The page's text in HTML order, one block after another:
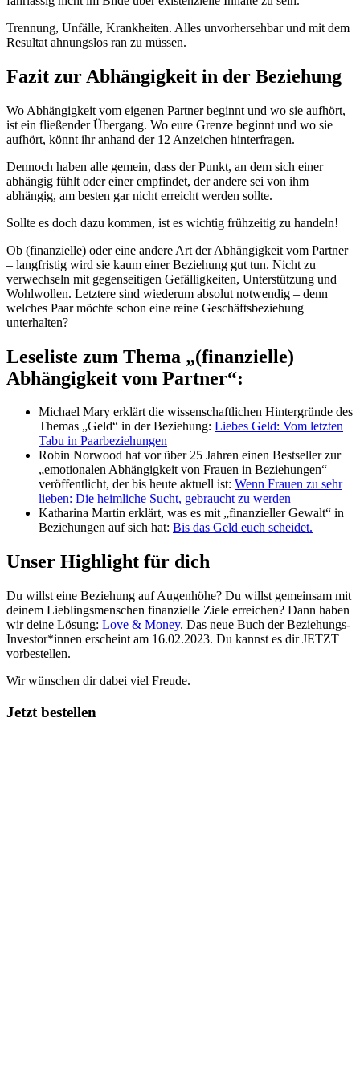
Trennung, Unfälle, Krankheiten. Alles unvorhersehbar und mit dem
Resultat ahnungslos ran zu müssen.
Fazit zur Abhängigkeit in der Beziehung
Wo Abhängigkeit vom eigenen Partner beginnt und wo sie aufhört,
ist ein fließender Übergang. Wo eure Grenze beginnt und wo sie
aufhört, könnt ihr anhand der 12 Anzeichen hinterfragen.
Dennoch haben alle gemein, dass der Punkt, an dem sich einer
abhängig fühlt oder einer empfindet, der andere sei von ihm
abhängig, am besten gar nicht erreicht werden sollte.
Sollte es doch dazu kommen, ist es wichtig frühzeitig zu handeln!
Ob (finanzielle) oder eine andere Art der Abhängigkeit vom Partner
– langfristig wird sie kaum einer Beziehung gut tun. Nicht zu
verwechseln mit gegenseitigen Gefälligkeiten, Unterstützung und
Wohlwollen. Letztere sind wiederum absolut notwendig – denn
welches Paar möchte schon eine reine Geschäftsbeziehung
unterhalten?
Leseliste zum Thema „(finanzielle)
Abhängigkeit vom Partner“:
Michael Mary erklärt die wissenschaftlichen Hintergründe des
Themas „Geld“ in der Beziehung: Liebes Geld: Vom letzten
Tabu in Paarbeziehungen
Robin Norwood hat vor über 25 Jahren einen Bestseller zur
„emotionalen Abhängigkeit von Frauen in Beziehungen“
veröffentlicht, der bis heute aktuell ist: Wenn Frauen zu sehr
lieben: Die heimliche Sucht, gebraucht zu werden
Katharina Martin erklärt, was es mit „finanzieller Gewalt“ in
Beziehungen auf sich hat: Bis das Geld euch scheidet.
Unser Highlight für dich
Du willst eine Beziehung auf Augenhöhe? Du willst gemeinsam mit
deinem Lieblingsmenschen finanzielle Ziele erreichen? Dann haben
wir deine Lösung: Love & Money. Das neue Buch der Beziehungs-
Investor*innen erscheint am 16.02.2023. Du kannst es dir JETZT
vorbestellen.
Wir wünschen dir dabei viel Freude.
Jetzt bestellen